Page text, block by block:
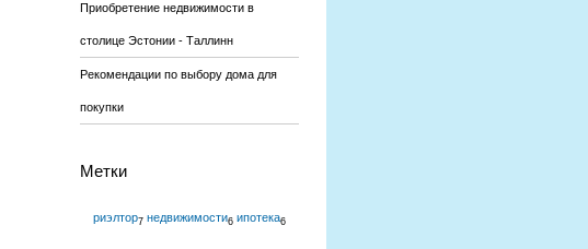
Приобретение недвижимости в
столице Эстонии - Таллинн
Рекомендации по выбору дома для
покупки
Метки
риэлтор7 недвижимости6 ипотека6